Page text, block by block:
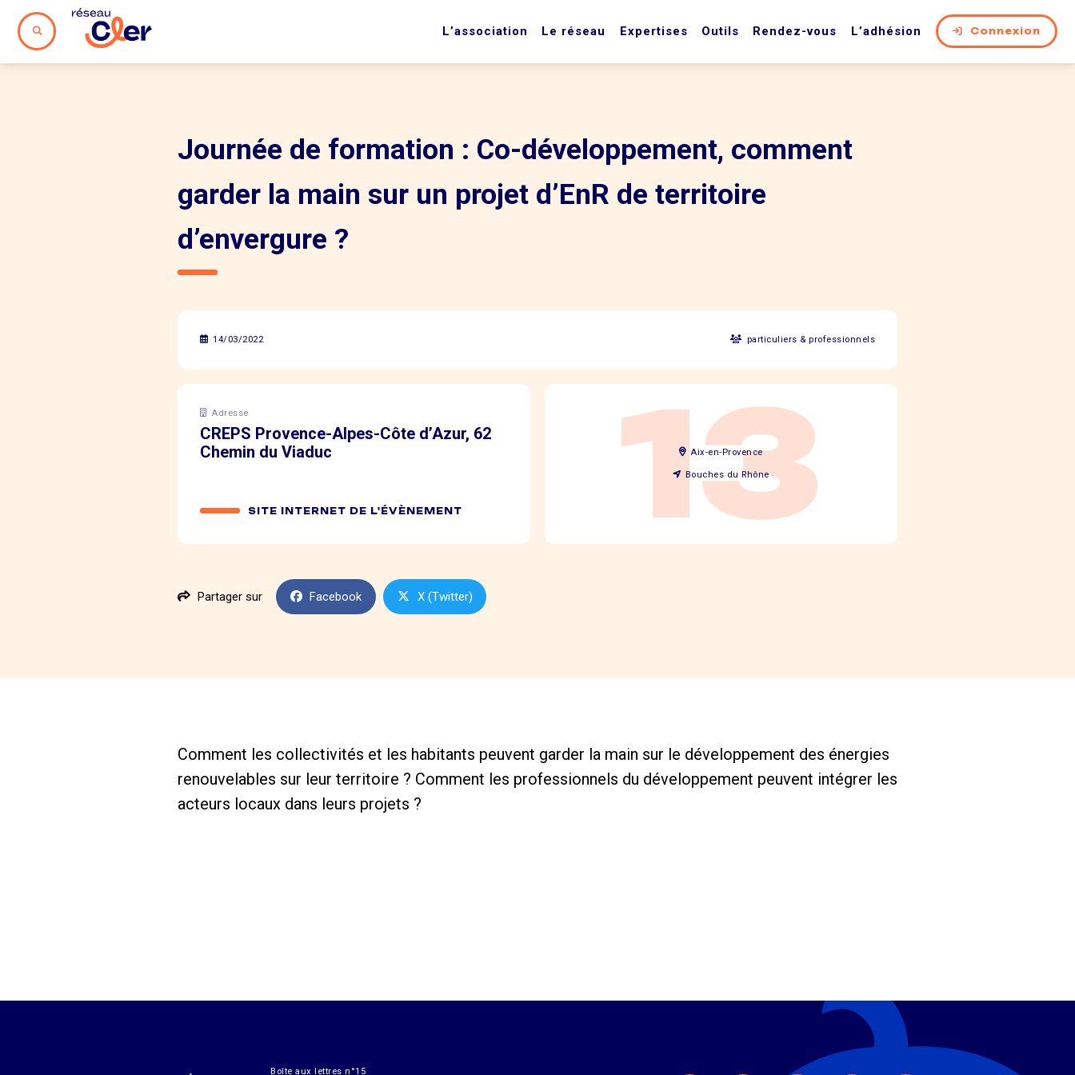
L’association Le réseau Expertises Outils Rendez-vous L’adhésion Connexion
Journée de formation : Co-développement, comment
garder la main sur un projet d’EnR de territoire
d’envergure ?
14/03/2022 particuliers & professionnels
Adresse
CREPS Provence-Alpes-Côte d’Azur, 62
Chemin du Viaduc
SITE INTERNET DE L'ÉVÈNEMENT 13
Aix-en-Provence
Bouches du Rhône
Partager sur Facebook X (Twitter)
Comment les collectivités et les habitants peuvent garder la main sur le développement des énergies
renouvelables sur leur territoire ? Comment les professionnels du développement peuvent intégrer les
acteurs locaux dans leurs projets ?
Boîte aux lettres n°15